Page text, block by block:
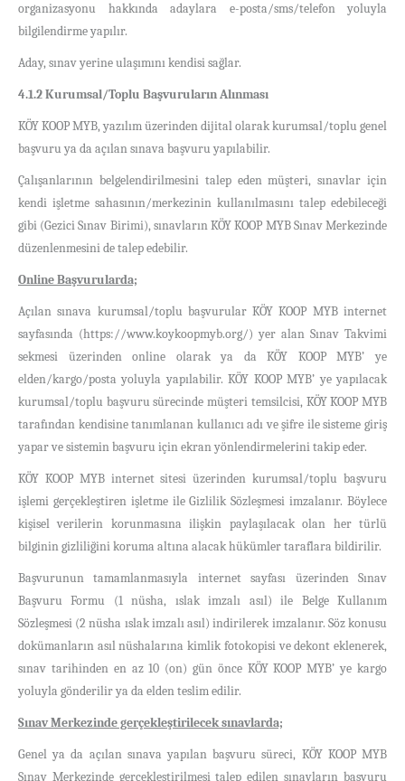
organizasyonu hakkında adaylara e-posta/sms/telefon yoluyla
bilgilendirme yapılır.
Aday, sınav yerine ulaşımını kendisi sağlar.
4.1.2 Kurumsal/Toplu Başvuruların Alınması
KÖY KOOP MYB, yazılım üzerinden dijital olarak kurumsal/toplu genel
başvuru ya da açılan sınava başvuru yapılabilir.
Çalışanlarının belgelendirilmesini talep eden müşteri, sınavlar için
kendi işletme sahasının/merkezinin kullanılmasını talep edebileceği
gibi (Gezici Sınav Birimi), sınavların KÖY KOOP MYB Sınav Merkezinde
düzenlenmesini de talep edebilir.
Online Başvurularda;
Açılan sınava kurumsal/toplu başvurular KÖY KOOP MYB internet
sayfasında (https://www.koykoopmyb.org/) yer alan Sınav Takvimi
sekmesi üzerinden online olarak ya daKÖY KOOP MYB’ ye
elden/kargo/posta yoluyla yapılabilir. KÖY KOOP MYB’ ye yapılacak
kurumsal/toplu başvuru sürecinde müşteri temsilcisi, KÖY KOOP MYB
tarafından kendisine tanımlanan kullanıcı adı ve şifre ile sisteme giriş
yapar ve sistemin başvuru için ekran yönlendirmelerini takip eder.
KÖY KOOP MYB internet sitesi üzerinden kurumsal/toplu başvuru
işlemi gerçekleştiren işletme ile Gizlilik Sözleşmesi imzalanır. Böylece
kişisel verilerin korunmasına ilişkin paylaşılacak olan her türlü
bilginin gizliliğini koruma altına alacak hükümler taraflara bildirilir.
Başvurunun tamamlanmasıyla internet sayfası üzerinden Sınav
Başvuru Formu (1 nüsha, ıslak imzalı asıl) ile Belge Kullanım
Sözleşmesi (2 nüsha ıslak imzalı asıl) indirilerek imzalanır. Söz konusu
dokümanların asıl nüshalarına kimlik fotokopisi ve dekont eklenerek,
sınav tarihinden en az 10 (on) gün önce KÖY KOOP MYB’ ye kargo
yoluyla gönderilir ya da elden teslim edilir.
Sınav Merkezinde gerçekleştirilecek sınavlarda;
Genel ya da açılan sınava yapılan başvuru süreci, KÖY KOOP MYB
Sınav Merkezinde gerçekleştirilmesi talep edilen sınavların başvuru